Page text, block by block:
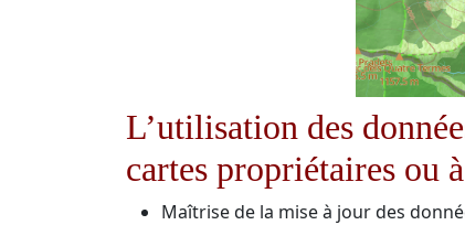
L’utilisation des
cartes propriétaires ou
Maîtrise de la mise à jour des